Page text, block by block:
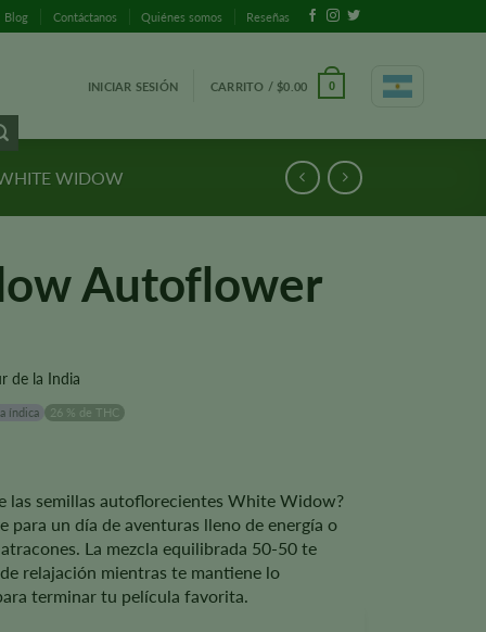
Blog Contáctanos Quiénes somos Reseñas
INICIAR SESIÓN CARRITO / $0.00 0
WIDOW
Autoflower
de la India
índica 26 % de THC
las semillas autoflorecientes White Widow?
para un día de aventuras lleno de energía o
La mezcla equilibrada 50-50 te
relajación mientras te mantiene lo
terminar tu película favorita.